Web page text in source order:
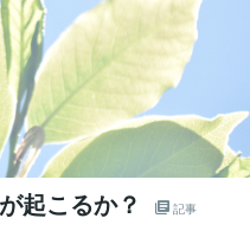
起こるか？ 記事